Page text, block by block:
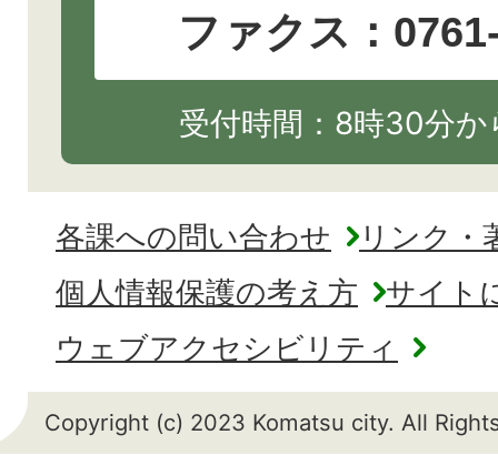
ファクス：
受付時間：8時30分
各課への問い合わせ
リンク・
個人情報保護の考え方
サイト
ウェブアクセシビリティ
Copyright (c) 2023 Komatsu city. All